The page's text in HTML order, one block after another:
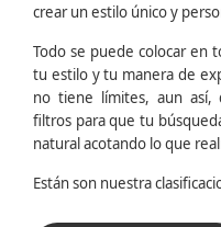
crear un estilo único y
Todo se puede colocar en
tu estilo y tu manera de
no tiene límites, aun así,
filtros para que tu
natural acotando lo que
Están son nuestra